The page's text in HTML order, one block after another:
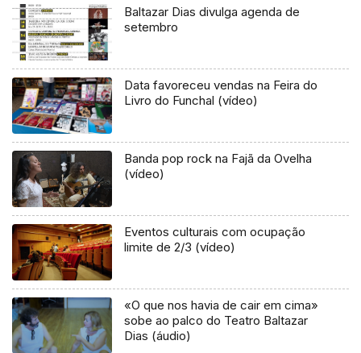
Baltazar Dias divulga agenda de
setembro
Data favoreceu vendas na Feira do
Livro do Funchal (vídeo)
Banda pop rock na Fajã da Ovelha
(vídeo)
Eventos culturais com ocupação
limite de 2/3 (vídeo)
«O que nos havia de cair em cima»
sobe ao palco do Teatro Baltazar
Dias (áudio)